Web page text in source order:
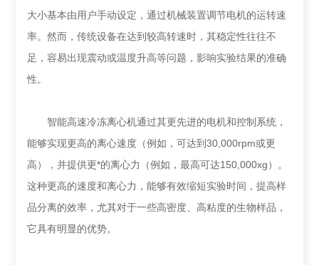
大小基本由用户手动设定，通过机械装置调节电机的运转速
率。然而，传统设备在达到较高转速时，其稳定性往往不
足，容易出现震动或温度升高等问题，影响实验结果的准确
性。
智能高速冷冻离心机通过其更先进的电机和控制系统，
能够实现更高的离心速度（例如，可达到30,000rpm或更
高），并提供更*的离心力（例如，最高可达150,000xg）。
这种更高的速度和离心力，能够有效缩短实验时间，提高样
品分离的效率，尤其对于一些高密度、高粘度的生物样品，
它具有明显的优势。